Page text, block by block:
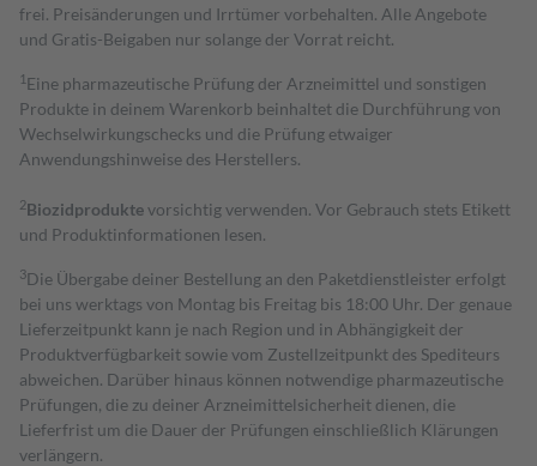
frei. Preisänderungen und Irrtümer vorbehalten. Alle Angebote
und Gratis-Beigaben nur solange der Vorrat reicht.
1 Eine pharmazeutische Prüfung der Arzneimittel und sonstigen
Produkte in deinem Warenkorb beinhaltet die Durchführung von
Wechselwirkungschecks und die Prüfung etwaiger
Anwendungshinweise des Herstellers.
2Biozidproduktevorsichtig verwenden. Vor Gebrauch stets Etikett
und Produktinformationen lesen.
3Die Übergabe deiner Bestellung an den Paketdienstleister erfolgt
bei uns werktags von Montag bis Freitag bis 18:00 Uhr. Der genaue
Lieferzeitpunkt kann je nach Region und in Abhängigkeit der
Produktverfügbarkeit sowie vom Zustellzeitpunkt des Spediteurs
abweichen. Darüber hinaus können notwendige pharmazeutische
Prüfungen, die zu deiner Arzneimittelsicherheit dienen, die
Lieferfrist um die Dauer der Prüfungen einschließlich Klärungen
verlängern.